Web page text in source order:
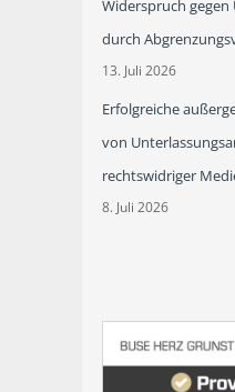
Widerspruch
durch
13. Juli 2026
Erfolgreiche
von
rechtswidriger
8. Juli 2026